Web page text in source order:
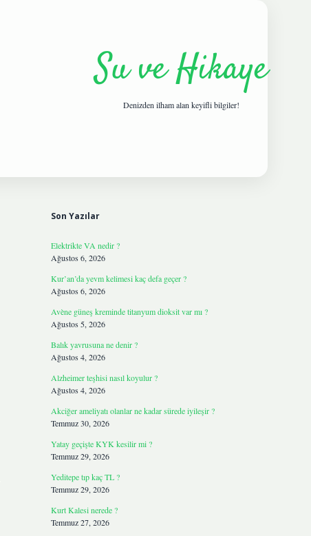
Su ve Hikaye
Denizden ilham alan keyifli bilgiler!
Son Yazılar
Elektrikte VA nedir ?
Ağustos 6, 2026
Kur’an’da yevm kelimesi kaç defa geçer ?
Ağustos 6, 2026
Avène güneş kreminde titanyum dioksit var mı ?
Ağustos 5, 2026
Balık yavrusuna ne denir ?
Ağustos 4, 2026
Alzheimer teşhisi nasıl koyulur ?
Ağustos 4, 2026
Akciğer ameliyatı olanlar ne kadar sürede iyileşir ?
Temmuz 30, 2026
Yatay geçişte KYK kesilir mi ?
Temmuz 29, 2026
Yeditepe tıp kaç TL ?
Temmuz 29, 2026
Kurt Kalesi nerede ?
Temmuz 27, 2026